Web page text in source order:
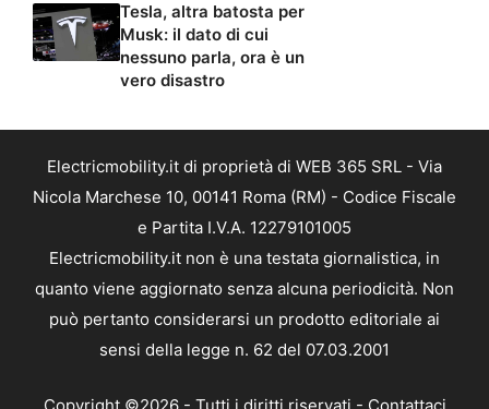
Tesla, altra batosta per
Musk: il dato di cui
nessuno parla, ora è un
vero disastro
Electricmobility.it di proprietà di WEB 365 SRL - Via
Nicola Marchese 10, 00141 Roma (RM) - Codice Fiscale
e Partita I.V.A. 12279101005
Electricmobility.it non è una testata giornalistica, in
quanto viene aggiornato senza alcuna periodicità. Non
può pertanto considerarsi un prodotto editoriale ai
sensi della legge n. 62 del 07.03.2001
Copyright ©2026 - Tutti i diritti riservati - Contattaci